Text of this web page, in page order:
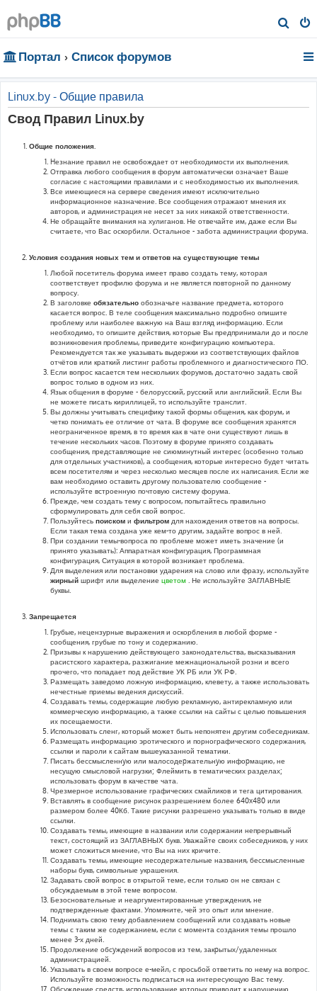
о
Портал Список форумов
Linux.by - Общие правила
Свод Правил Linux.by
Общие положения.
Hезнание правил не освобождает от необходимости их выполнения.
Отправка любого сообщения в форум автоматически означает Ваше
согласие с настоящими правилами и с необходимостью их выполнения.
Все имеющиеся на сервере сведения имеют исключительно
информационное назначение. Все сообщения отражают мнения их
авторов, и администрация не несет за них никакой ответственности.
Не обращайте внимания на хулиганов. Не отвечайте им, даже если Вы
считаете, что Вас оскорбили. Остальное - забота администрации форума.
Условия создания новых тем и ответов на существующие темы
Любой посетитель форума имеет право создать тему, которая
соответствует профилю форума и не является повторной по данному
вопросу.
В заголовке обязательно обозначьте название предмета, которого
касается вопрос. В теле сообщения максимально подробно опишите
проблему или наиболее важную на Ваш взгляд информацию. Если
необходимо, то опишите действия, которые Вы предпринимали до и после
возникновения проблемы, приведите конфигурацию компьютера.
Рекомендуется так же указывать выдержки из соответствующих файлов
отчётов или краткий листинг работы проблемного и диагностического ПО.
Если вопрос касается тем нескольких форумов, достаточно задать свой
вопрос только в одном из них.
Язык общения в форуме - белорусский, русский или английский. Если Вы
не можете писать кириллицей, то используйте транслит.
Вы должны учитывать специфику такой формы общения, как форум, и
четко понимать ее отличие от чата. В форуме все сообщения хранятся
неограниченное время, в то время как в чате они существуют лишь в
течение нескольких часов. Поэтому в форуме принято создавать
сообщения, представляющие не сиюминутный интерес (особенно только
для отдельных участников), а сообщения, которые интересно будет читать
всем посетителям и через несколько месяцев после их написания. Если же
вам необходимо оставить другому пользователю сообщение -
используйте встроенную почтовую систему форума.
Прежде, чем создать тему с вопросом, попытайтесь правильно
сформулировать для себя свой вопрос.
Пользуйтесь поиском и фильтром для нахождения ответов на вопросы.
Если такая тема создана уже кем-то другим, задайте вопрос в ней.
При создании темы-вопроса по проблеме может иметь значение (и
принято указывать): Аппаратная конфигурация, Программная
конфигурация, Ситуация в которой возникает проблема.
Для выделения или постановки ударения на слово или фразу, используйте
жирный шрифт или выделение цветом . Не используйте ЗАГЛАВНЫЕ
буквы.
Запрещается
Грубые, нецензурные выражения и оскорбления в любой форме -
сообщения, грубые по тону и содержанию.
Призывы к нарушению действующего законодательства, высказывания
расистского характера, разжигание межнациональной розни и всего
прочего, что попадает под действие УК РБ или УК РФ.
Размещать заведомо ложную информацию, клевету, а также использовать
нечестные приемы ведения дискуссий.
Создавать темы, содержащие любую рекламную, антирекламную или
коммерческую информацию, а также ссылки на сайты с целью повышения
их посещаемости.
Использовать сленг, который может быть непонятен другим собеседникам.
Размещать информацию эротического и порнографического содержания,
ссылки и пароли к сайтам вышеуказанной тематики.
Писать бессмысленнyю или малосодеpжательнyю инфоpмацию, не
несущую смысловой нагрузки; Флеймить в тематических разделах;
использовать форум в качестве чата.
Чрезмерное использование графических смайликов и тега цитирования.
Вставлять в сообщение рисунок разрешением более 640x480 или
размером более 40Кб. Такие рисунки разрешено указывать только в виде
ссылки.
Создавать темы, имеющие в названии или содержании непрерывный
текст, состоящий из ЗАГЛАВНЫХ букв. Уважайте своих собеседников, у них
может сложиться мнение, что Вы на них кричите.
Создавать темы, имеющие несодержательные названия, бессмысленные
наборы букв, символьные украшения.
Задавать свой вопрос в открытой теме, если только он не связан с
обсуждаемым в этой теме вопросом.
Безосновательные и неаргументированные утверждения, не
подтвержденные фактами. Упомяните, чей это опыт или мнение.
Поднимать свою тему добавлением сообщений или создавать новые
темы с таким же содержанием, если с момента создания темы прошло
менее 3-х дней.
Продолжение обсyждений вопросов из тем, закpытых/удаленных
администрацией.
Указывать в своем вопросе е-мейл, с просьбой ответить по нему на вопрос.
Используйте возможность подписаться на интересующую Вас тему.
Обсуждение средств, использование которых приводит к нарушению